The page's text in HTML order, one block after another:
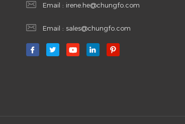
Email : irene.he@chungfo.com
Email : sales@chungfo.com